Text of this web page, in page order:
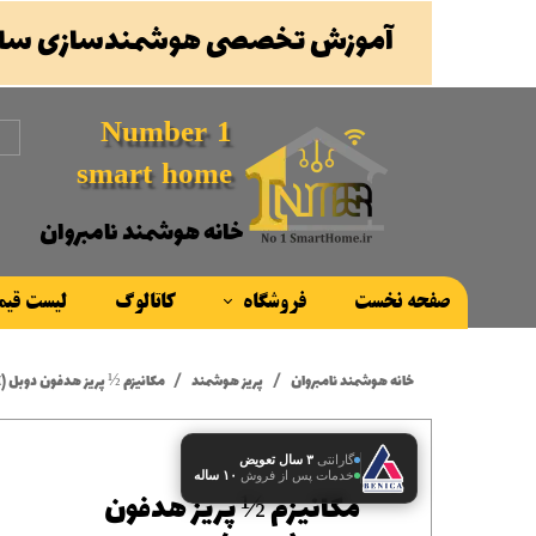
Number 1
smart home
صفحه نخست فروشگاه کاتالوگ لیست
خانه هوشمند نامبروان
آموزش تخصصی هوشمندسازی
خانه هوشمند نامبروان پریز هوشمند مکانیزم ½ پریز هدفون دوبل (AUX)
مکانیزم ½ پریز هدفون
گارانتی ۳ سال تعویض
خدمات پس از فروش ۱۰ ساله